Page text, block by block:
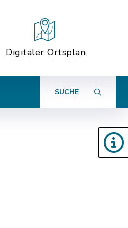
Digitaler Ortsplan
SUCHE